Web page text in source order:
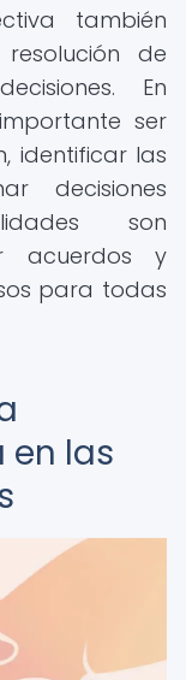
también
de
En
ser
identificar las
decisiones
son
acuerdos y
para todas
las